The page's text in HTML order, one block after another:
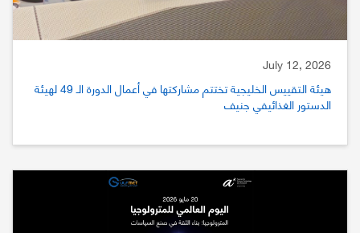
July 12, 2026
هيئة التقييس الخليجية تختتم مشاركتها في أعمال الدورة الـ 49 لهيئة
الدستور الغذائيفي جنيف